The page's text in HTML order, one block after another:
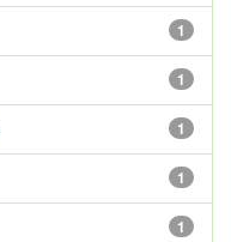
1
1
1
1
1